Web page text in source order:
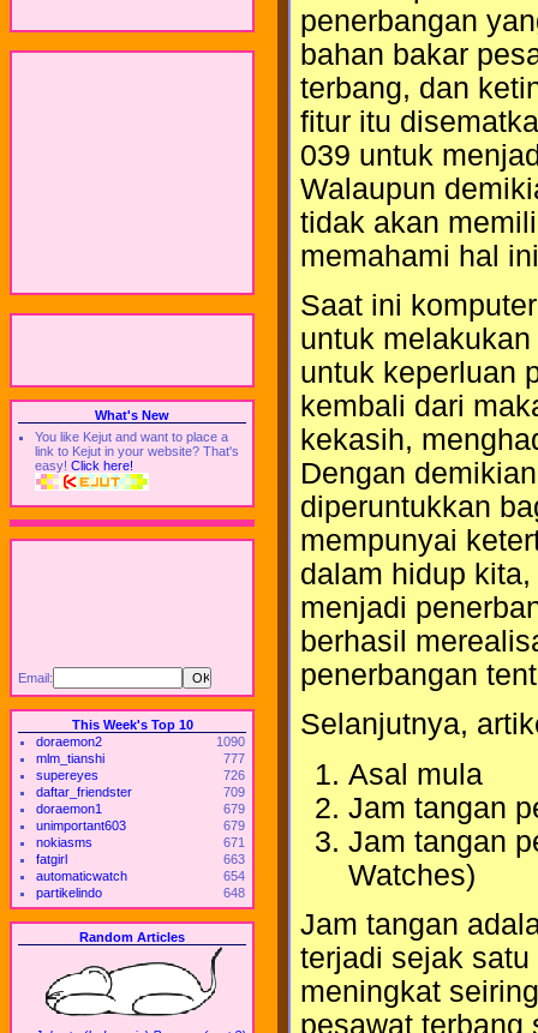
What's New
You like Kejut and want to place a
link to Kejut in your website? That's
easy! Click here!
Email:
This Week's Top 10
doraemon2
1090
mlm_tianshi
777
supereyes
726
daftar_friendster
709
doraemon1
679
unimportant603
679
nokiasms
671
fatgirl
663
automaticwatch
654
partikelindo
648
Random Articles
penerbangan
bahan bakar
terbang, dan
fitur itu
039 untuk
Walaupun
tidak akan
memahami hal
Saat ini
untuk
untuk keperluan
kembali dari
kekasih,
Dengan
diperuntukkan
mempunyai
dalam hidup
menjadi
berhasil
penerbangan
Selanjutnya,
Asal mula
Jam tangan
Jam tangan
Watches)
Jam tangan
terjadi sejak
meningkat
pesawat terbang